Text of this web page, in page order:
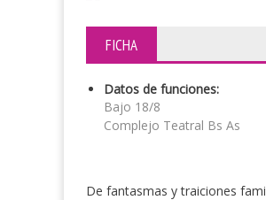
FICHA
Datos de funciones:
Bajo 18/8
Complejo Teatral Bs As
De fantasmas y traiciones